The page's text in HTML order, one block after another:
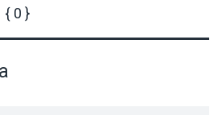
{ 0 }